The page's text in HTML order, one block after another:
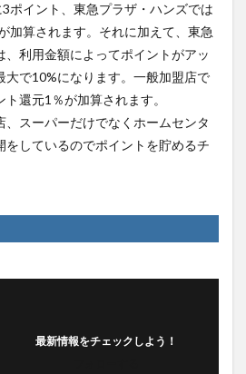
ポイント、東急プラザ・ハンズでは
加算されます。それに加えて、東急
利用金額によってポイントがアッ
大で10%になります。一般加盟店で
還元1％が加算されます。
スーパーだけでなくホームセンタ
をしているのでポイントを貯めるチ
最新情報をチェックしよう！